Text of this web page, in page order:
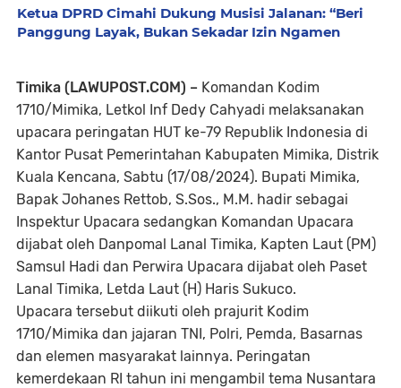
Ketua DPRD Cimahi Dukung Musisi Jalanan: “Beri
Panggung Layak, Bukan Sekadar Izin Ngamen
Timika (LAWUPOST.COM) – Komandan Kodim
1710/Mimika, Letkol Inf Dedy Cahyadi melaksanakan
upacara peringatan HUT ke-79 Republik Indonesia di
Kantor Pusat Pemerintahan Kabupaten Mimika, Distrik
Kuala Kencana, Sabtu (17/08/2024). Bupati Mimika,
Bapak Johanes Rettob, S.Sos., M.M. hadir sebagai
Inspektur Upacara sedangkan Komandan Upacara
dijabat oleh Danpomal Lanal Timika, Kapten Laut (PM)
Samsul Hadi dan Perwira Upacara dijabat oleh Paset
Lanal Timika, Letda Laut (H) Haris Sukuco.
Upacara tersebut diikuti oleh prajurit Kodim
1710/Mimika dan jajaran TNI, Polri, Pemda, Basarnas
dan elemen masyarakat lainnya. Peringatan
kemerdekaan RI tahun ini mengambil tema Nusantara